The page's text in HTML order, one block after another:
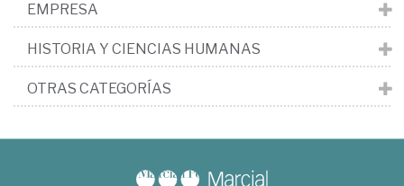
EMPRESA
HISTORIA Y CIENCIAS HUMANAS
OTRAS CATEGORÍAS